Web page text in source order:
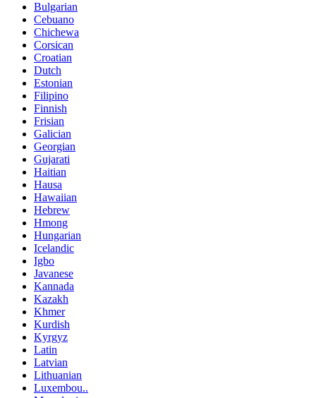
Bulgarian
Cebuano
Chichewa
Corsican
Croatian
Dutch
Estonian
Filipino
Finnish
Frisian
Galician
Georgian
Gujarati
Haitian
Hausa
Hawaiian
Hebrew
Hmong
Hungarian
Icelandic
Igbo
Javanese
Kannada
Kazakh
Khmer
Kurdish
Kyrgyz
Latin
Latvian
Lithuanian
Luxembou..